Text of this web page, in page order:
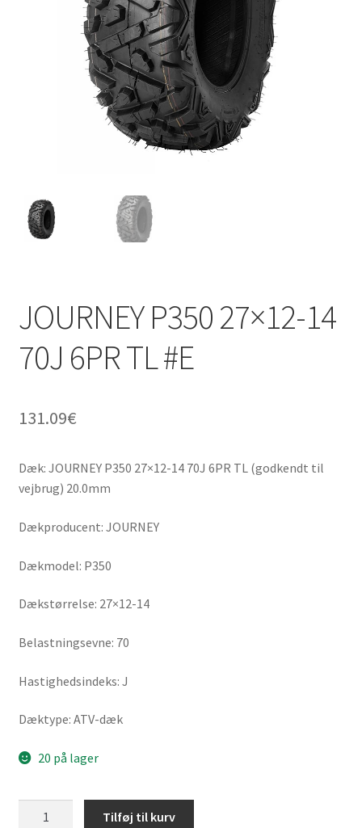
JOURNEY P350 27×12-14
70J 6PR TL #E
131.09€
Dæk: JOURNEY P350 27×12-14 70J 6PR TL (godkendt til
vejbrug) 20.0mm
Dækproducent: JOURNEY
Dækmodel: P350
Dækstørrelse: 27×12-14
Belastningsevne: 70
Hastighedsindeks: J
Dæktype: ATV-dæk
20 på lager
Tilføj til kurv